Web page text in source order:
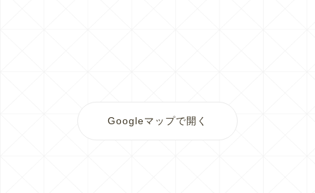
Googleマップで開く